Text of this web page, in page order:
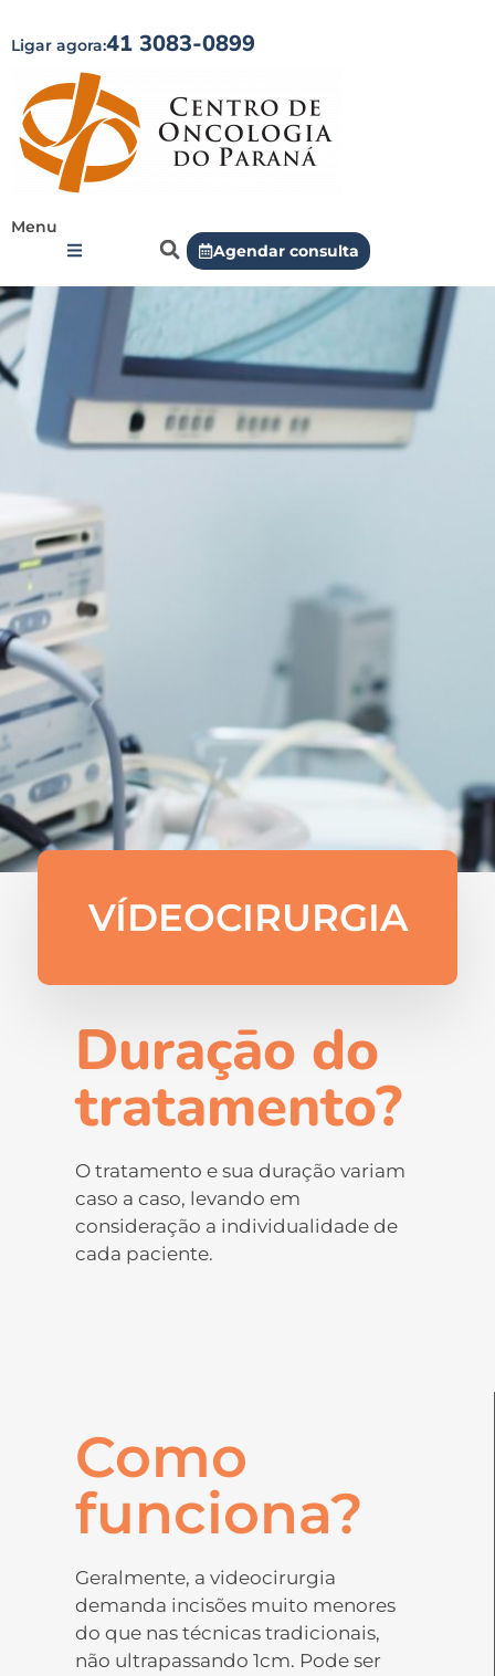
Ligar agora:41 3083-0899
Menu
Agendar consulta
VÍDEOCIRURGIA
Como
funciona?
Geralmente, a videocirurgia
demanda incisões muito menores
do que nas técnicas tradicionais,
não ultrapassando 1cm. Pode ser
Duraçāo do
tratamento?
O tratamento e sua duração variam
caso a caso, levando em
consideração a individualidade de
cada paciente.